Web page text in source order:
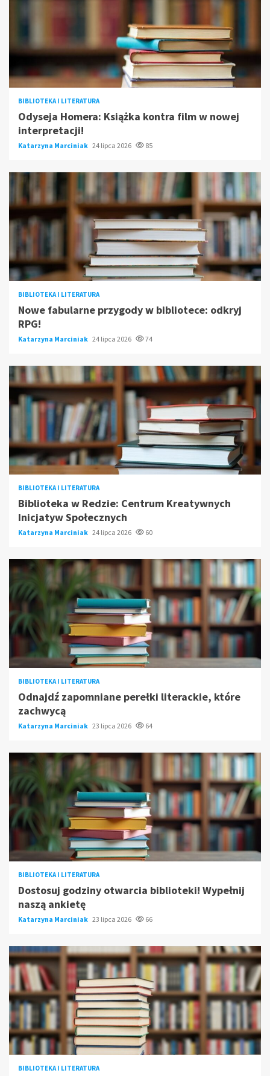
BIBLIOTEKA I LITERATURA
Odyseja Homera: Książka kontra film w nowej
interpretacji!
Katarzyna Marciniak 24 lipca 2026 85
BIBLIOTEKA I LITERATURA
Nowe fabularne przygody w bibliotece: odkryj
RPG!
Katarzyna Marciniak 24 lipca 2026 74
BIBLIOTEKA I LITERATURA
Biblioteka w Redzie: Centrum Kreatywnych
Inicjatyw Społecznych
Katarzyna Marciniak 24 lipca 2026 60
BIBLIOTEKA I LITERATURA
Odnajdź zapomniane perełki literackie, które
zachwycą
Katarzyna Marciniak 23 lipca 2026 64
BIBLIOTEKA I LITERATURA
Dostosuj godziny otwarcia biblioteki! Wypełnij
naszą ankietę
Katarzyna Marciniak 23 lipca 2026 66
BIBLIOTEKA I LITERATURA